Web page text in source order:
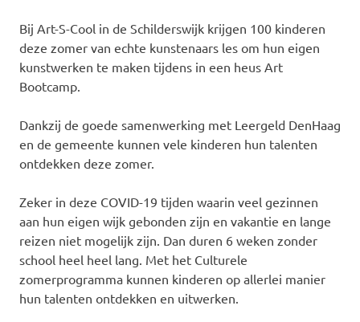
Bij Art-S-Cool in de Schilderswijk krijgen 100 kinderen
deze zomer van echte kunstenaars les om hun eigen
kunstwerken te maken tijdens in een heus Art
Bootcamp.
Dankzij de goede samenwerking met Leergeld DenHaag
en de gemeente kunnen vele kinderen hun talenten
ontdekken deze zomer.
Zeker in deze COVID-19 tijden waarin veel gezinnen
aan hun eigen wijk gebonden zijn en vakantie en lange
reizen niet mogelijk zijn. Dan duren 6 weken zonder
school heel heel lang. Met het Culturele
zomerprogramma kunnen kinderen op allerlei manier
hun talenten ontdekken en uitwerken.